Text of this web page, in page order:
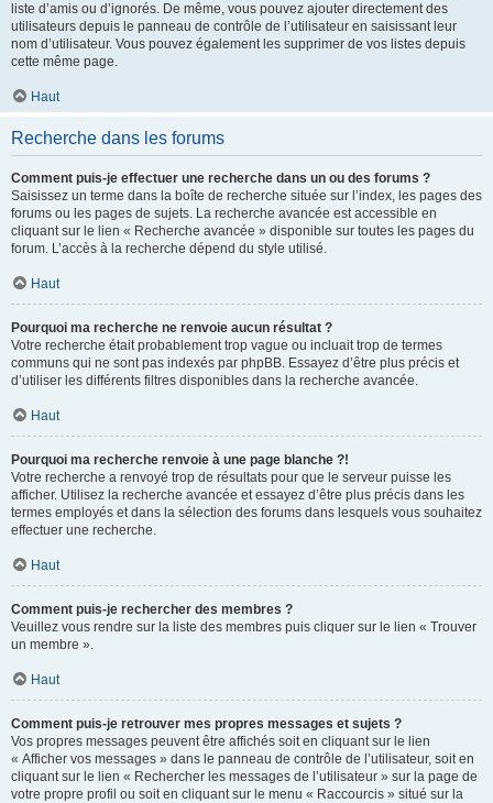
liste d’amis ou d’ignorés. De même, vous pouvez ajouter directement des
utilisateurs depuis le panneau de contrôle de l’utilisateur en saisissant leur
nom d’utilisateur. Vous pouvez également les supprimer de vos listes depuis
cette même page.
Haut
Recherche dans les forums
Comment puis-je effectuer une recherche dans un ou des forums ?
Saisissez un terme dans la boîte de recherche située sur l’index, les pages des
forums ou les pages de sujets. La recherche avancée est accessible en
cliquant sur le lien « Recherche avancée » disponible sur toutes les pages du
forum. L’accès à la recherche dépend du style utilisé.
Haut
Pourquoi ma recherche ne renvoie aucun résultat ?
Votre recherche était probablement trop vague ou incluait trop de termes
communs qui ne sont pas indexés par phpBB. Essayez d’être plus précis et
d’utiliser les différents filtres disponibles dans la recherche avancée.
Haut
Pourquoi ma recherche renvoie à une page blanche ?!
Votre recherche a renvoyé trop de résultats pour que le serveur puisse les
afficher. Utilisez la recherche avancée et essayez d’être plus précis dans les
termes employés et dans la sélection des forums dans lesquels vous souhaitez
effectuer une recherche.
Haut
Comment puis-je rechercher des membres ?
Veuillez vous rendre sur la liste des membres puis cliquer sur le lien « Trouver
un membre ».
Haut
Comment puis-je retrouver mes propres messages et sujets ?
Vos propres messages peuvent être affichés soit en cliquant sur le lien
« Afficher vos messages » dans le panneau de contrôle de l’utilisateur, soit en
cliquant sur le lien « Rechercher les messages de l’utilisateur » sur la page de
votre propre profil ou soit en cliquant sur le menu « Raccourcis » situé sur la